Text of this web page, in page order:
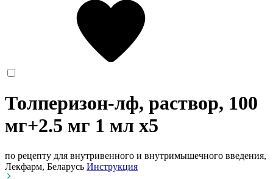
Толперизон-лф, раствор, 100
мг+2.5 мг 1 мл x5
по рецепту для внутривенного и внутримышечного введения,
Лекфарм, Беларусь Инструкция